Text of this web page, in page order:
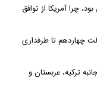
چرا آمریکا از توافق
چهاردهم تا طرفداری
ترکیه، عربستان و